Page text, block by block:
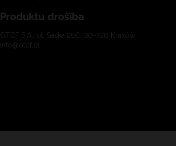
Produktu drošība
OTCF S.A., ul. Saska 25C, 30-720 Kraków
info@otcf.pl